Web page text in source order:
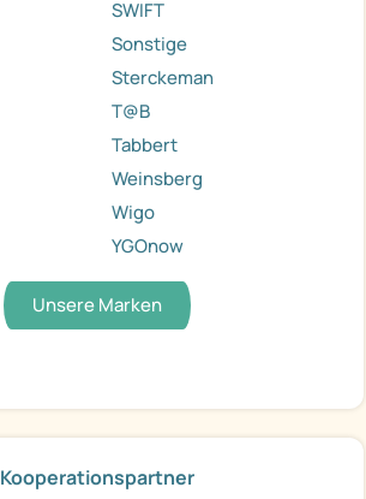
SWIFT
Sonstige
Sterckeman
T@B
Tabbert
Weinsberg
Wigo
YGOnow
Unsere Marken
Kooperationspartner